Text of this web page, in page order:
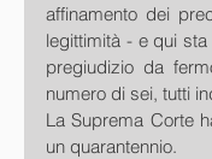
affinamento dei
legittimità - e qui
pregiudizio da
numero di sei, tutti
La Suprema Corte
un quarantennio.